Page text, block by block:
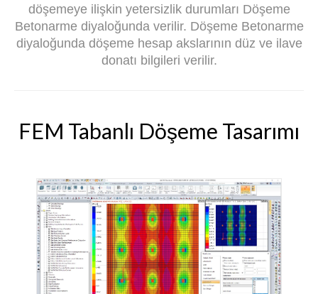
döşemeye ilişkin yetersizlik durumları Döşeme
Betonarme diyaloğunda verilir. Döşeme Betonarme
diyaloğunda döşeme hesap akslarının düz ve ilave
donatı bilgileri verilir.
FEM Tabanlı Döşeme Tasarımı